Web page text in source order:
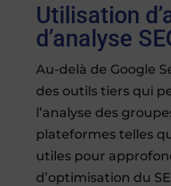
Utilisation
d’analyse
Au-delà de Google
des outils tiers qui
l’analyse des
plateformes telles
utiles pour
d’optimisation du